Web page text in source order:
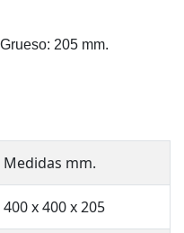
205 mm.
Medidas mm.
400 x 400 x 205